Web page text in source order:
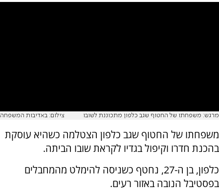
מרגש: משפחתו של החטוף שגב כלפון מתכוננת לשובו צילום: באדיבות המשפחה
משפחתו של החטוף שגב כלפון הצטלמה כשהיא עוסקת
בהכנת חדרו וקיפול בגדיו לקראת שובו הביתה.
כלפון, בן ה-27, נחטף כשניסה להימלט מהמחבלים
בפסטיבל הנובה באזור רעים.